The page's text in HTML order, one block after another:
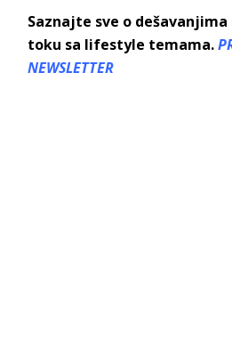
Saznajte sve o
toku sa lifestyle temama.
NEWSLETTER